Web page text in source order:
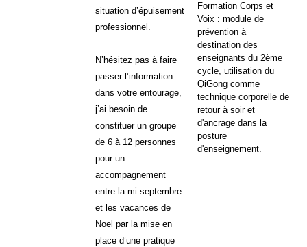
situation d’épuisement
professionnel.
N’hésitez pas à faire
passer l’information
dans votre entourage,
j’ai besoin de
constituer un groupe
de 6 à 12 personnes
pour un
accompagnement
entre la mi septembre
et les vacances de
Noel par la mise en
place d’une pratique
Formation Corps et
Voix : module de
prévention à
destination des
enseignants du 2ème
cycle, utilisation du
QiGong comme
technique corporelle de
retour à soir et
d'ancrage dans la
posture
d'enseignement.